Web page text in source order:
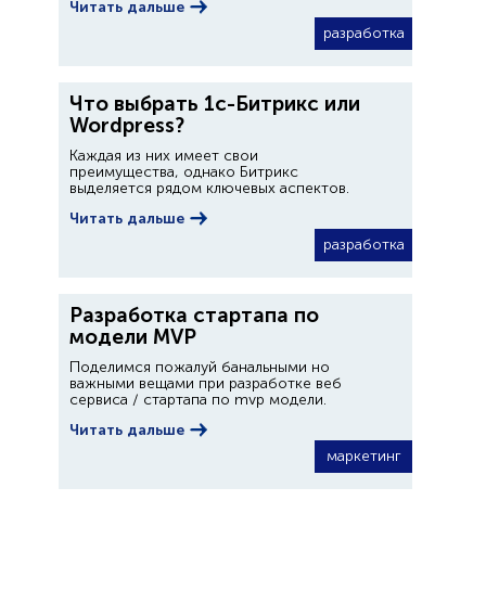
Читать дальше
разработка
Что выбрать 1с-Битрикс или
Wordpress?
Каждая из них имеет свои
преимущества, однако Битрикс
выделяется рядом ключевых аспектов.
Читать дальше
разработка
Разработка стартапа по
модели MVP
Поделимся пожалуй банальными но
важными вещами при разработке веб
сервиса / стартапа по mvp модели.
Читать дальше
маркетинг